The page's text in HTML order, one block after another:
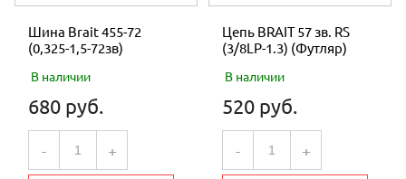
Шина Brait 455-72
(0,325-1,5-72зв)
В наличии
680 руб.
- +
Цепь BRAIT 57 зв. RS
(3/8LP-1.3) (Футляр)
В наличии
520 руб.
- +